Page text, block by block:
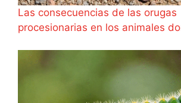
Las consecuencias de las orugas
procesionarias en los animales